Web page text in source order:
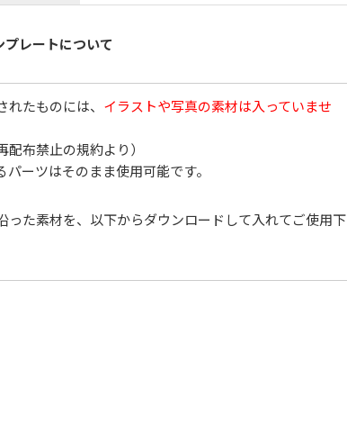
レートについて
たものには、 イラストや写真の素材は入っていませ
配布禁止の規約より）
パーツはそのまま使用可能です。
った素材を、以下からダウンロードして入れてご使用下